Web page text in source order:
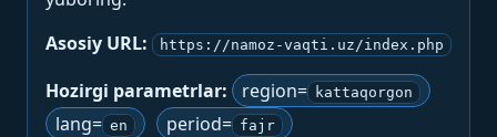
Asosiy URL:
https://namoz-vaqti.uz/index.php
Hozirgi parametrlar: region= kattaqorgon
lang= en period= fajr